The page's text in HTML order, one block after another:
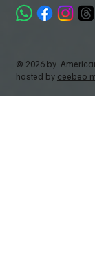
© 2026 by
hosted by ceebeo